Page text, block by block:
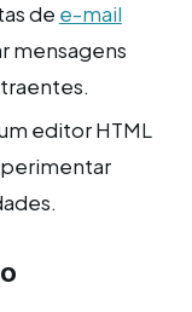
de e-mail
mensagens
editor HTML